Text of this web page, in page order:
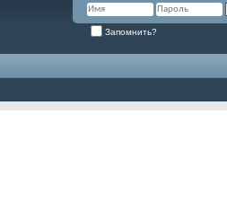
Запомнить?